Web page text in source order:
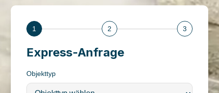
1 2 3
Express-Anfrage
Objekttyp